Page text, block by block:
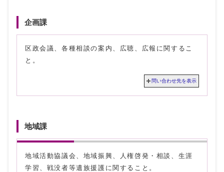
企画課
区政会議、各種相談の案内、広聴、広報に関するこ
と。
問い合わせ先を表示
地域課
地域活動協議会、地域振興、人権啓発・相談、生涯
学習、戦没者等遺族援護に関すること。